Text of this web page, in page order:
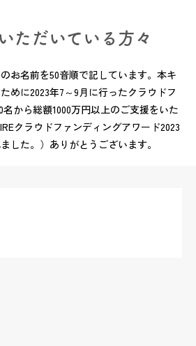
ただいている方々
お名前を50音順で記しています。本キ
めに2023年7～9月に行ったクラウドフ
から総額1000万円以上のご支援をいた
クラウドファンディングアワード2023
した。）ありがとうございます。